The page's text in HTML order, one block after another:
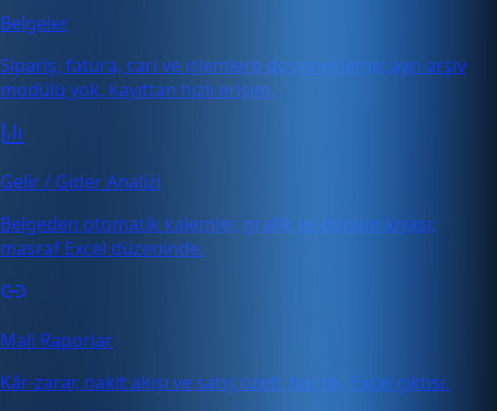
Belgeler
Sipariş, fatura, cari ve işlemlere dosya ekleme; ayrı arşiv
modülü yok, kayıttan hızlı erişim.
Gelir / Gider Analizi
Belgeden otomatik kalemler, grafik ve dönem kıyası;
masraf Excel düzeninde.
Mali Raporlar
Kâr-zarar, nakit akışı ve satış özeti; tek tık, Excel çıktısı.